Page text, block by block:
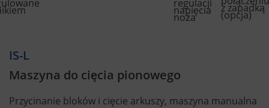
IS-L
Maszyna do cięcia pionowego
Przycinanie bloków i cięcie arkuszy, maszyna manualna